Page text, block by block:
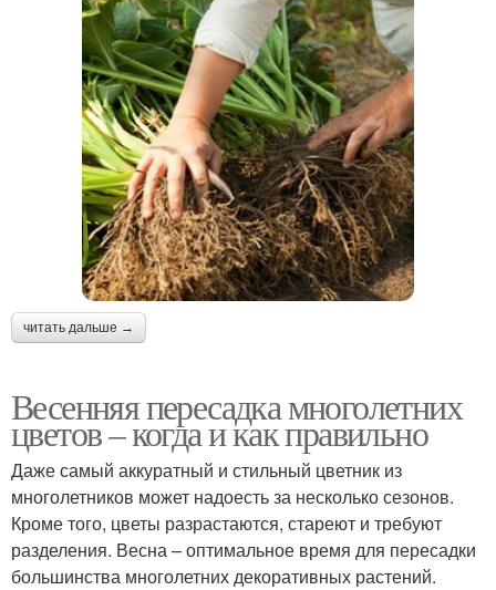
читать дальше →
Весенняя пересадка многолетних
цветов – когда и как правильно
Даже самый аккуратный и стильный цветник из
многолетников может надоесть за несколько сезонов.
Кроме того, цветы разрастаются, стареют и требуют
разделения. Весна – оптимальное время для пересадки
большинства многолетних декоративных растений.